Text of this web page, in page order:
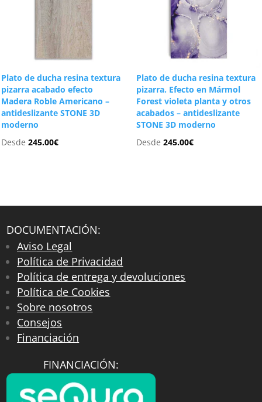
Plato de ducha resina textura
pizarra acabado efecto
Madera Roble Americano –
antideslizante STONE 3D
moderno
Desde245.00€
Plato de ducha resina textura
pizarra. Efecto en Mármol
Forest violeta planta y otros
acabados – antideslizante
STONE 3D moderno
Desde 245.00€
DOCUMENTACIÓN:
Aviso Legal
Política de Privacidad
Política de entrega y devoluciones
Política de Cookies
Sobre nosotros
Consejos
Financiación
FINANCIACIÓN: